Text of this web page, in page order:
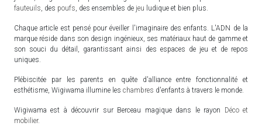
fauteuils, des poufs, des ensembles de jeu ludique et bien plus.
Chaque article est pensé pour éveiller l'imaginaire des enfants. L'ADN de la
marque réside dans son design ingénieux, ses matériaux haut de gamme et
son souci du détail, garantissant ainsi des espaces de jeu et de repos
uniques.
Plébiscitée par les parents en quête d'alliance entre fonctionnalité et
esthétisme, Wigiwama illumine les chambres d'enfants à travers le monde.
Wigiwama est à découvrir sur Berceau magique dans le rayon
Déco et
mobilier.